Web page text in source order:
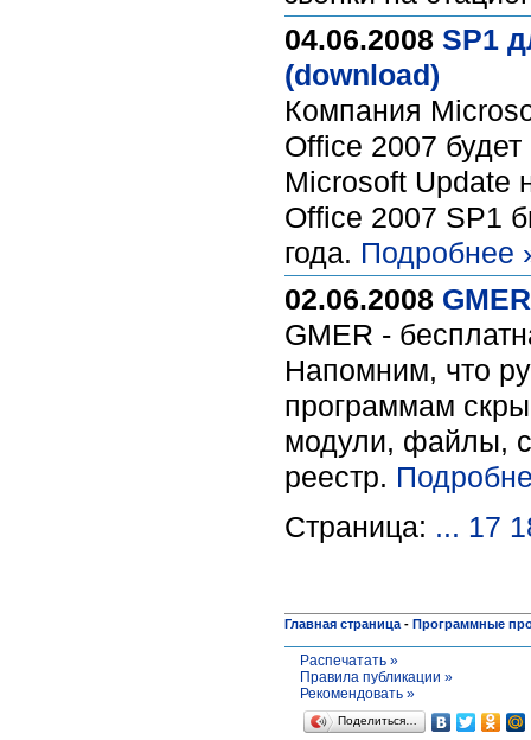
04.06.2008 SP1
(download)
Компания
Office 2007
Microsoft Update
Office 2007 SP1
года. Подробнее
02.06.2008
GMER -
Напомним, что
программам
модули, файлы,
реестр.
Страница: ... 17
Главная страница - Программные
Распечатать »
Правила публикации »
Рекомендовать »
Поделиться…